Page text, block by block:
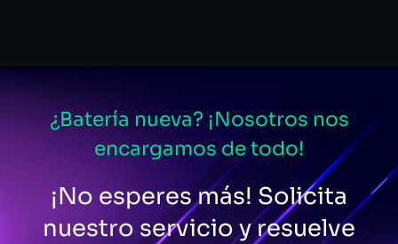
¿Batería nueva? ¡Nosotros nos
encargamos de todo!
¡No esperes más! Solicita
nuestro servicio y resuelve